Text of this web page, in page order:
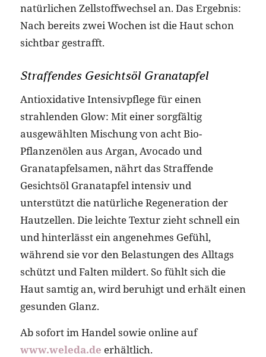
natürlichen Zellstoffwechsel an. Das Ergebnis:
Nach bereits zwei Wochen ist die Haut schon
sichtbar gestrafft.
Straffendes Gesichtsöl Granatapfel
Antioxidative Intensivpflege für einen
strahlenden Glow: Mit einer sorgfältig
ausgewählten Mischung von acht Bio-
Pflanzenölen aus Argan, Avocado und
Granatapfelsamen, nährt das Straffende
Gesichtsöl Granatapfel intensiv und
unterstützt die natürliche Regeneration der
Hautzellen. Die leichte Textur zieht schnell ein
und hinterlässt ein angenehmes Gefühl,
während sie vor den Belastungen des Alltags
schützt und Falten mildert. So fühlt sich die
Haut samtig an, wird beruhigt und erhält einen
gesunden Glanz.
Ab sofort im Handel sowie online auf
www.weleda.de erhältlich.